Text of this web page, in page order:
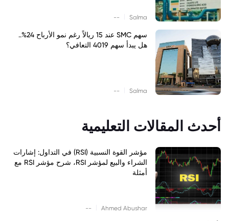
Salma
--
سهم SMC عند 15 ريالاً رغم نمو الأرباح 24%..
هل يبدأ سهم 4019 التعافي؟
Salma
--
أحدث المقالات التعليمية
مؤشر القوة النسبية (RSI) في التداول: إشارات
الشراء والبيع لمؤشر RSI، شرح مؤشر RSI مع
أمثلة
Ahmed Abushar
--